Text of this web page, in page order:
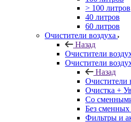
> 100 литров
40 литров
60 литров
Очистители воздуха
Назад
Очистители
Очистители
Назад
Очистители
Очистка +
Cо
Без сменных
Фильтры и